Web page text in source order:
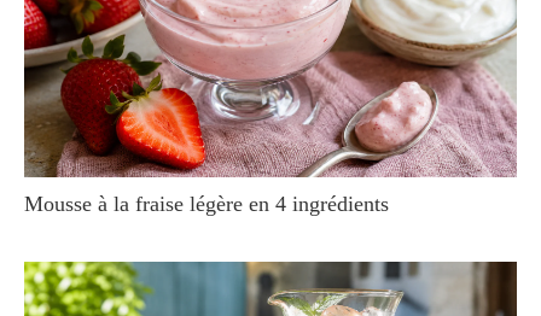
Mousse à la fraise légère en 4 ingrédients